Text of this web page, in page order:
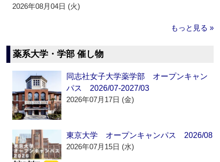
2026年08月04日 (火)
もっと見る »
薬系大学・学部 催し物
同志社女子大学薬学部 オープンキャン
パス 2026/07-2027/03
2026年07月17日 (金)
東京大学 オープンキャンパス 2026/08
2026年07月15日 (水)